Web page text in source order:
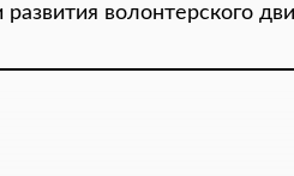
волонтерского